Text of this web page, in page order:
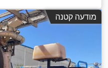
מודעה קטנה